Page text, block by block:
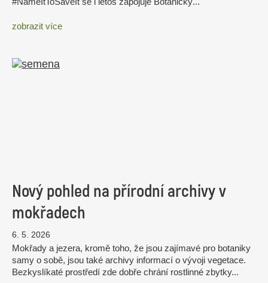
zobrazit více
Nový pohled na přírodní archivy v
mokřadech
6. 5. 2026
Mokřady a jezera, kromě toho, že jsou zajímavé pro botaniky
samy o sobě, jsou také archivy informací o vývoji vegetace.
Bezkyslíkaté prostředí zde dobře chrání rostlinné zbytky...